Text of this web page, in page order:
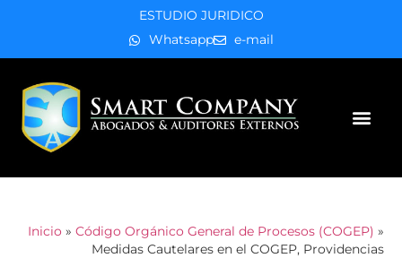
ESTUDIO JURIDICO
Whatsapp
e-mail
Inicio » Código Orgánico General de Procesos (COGEP) »
Medidas Cautelares en el COGEP, Providencias